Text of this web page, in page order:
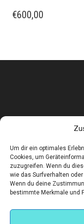
Um dir ein optimales
Cookies, um
zuzugreifen. Wenn du
wie das Surfverhalten
Wenn du deine
bestimmte Merkmale und
€600,00
Corneliusstr. 19,
Telefon: +49 (0)89 552
Öffnungszeiten: Di. -
UHR
Impressum